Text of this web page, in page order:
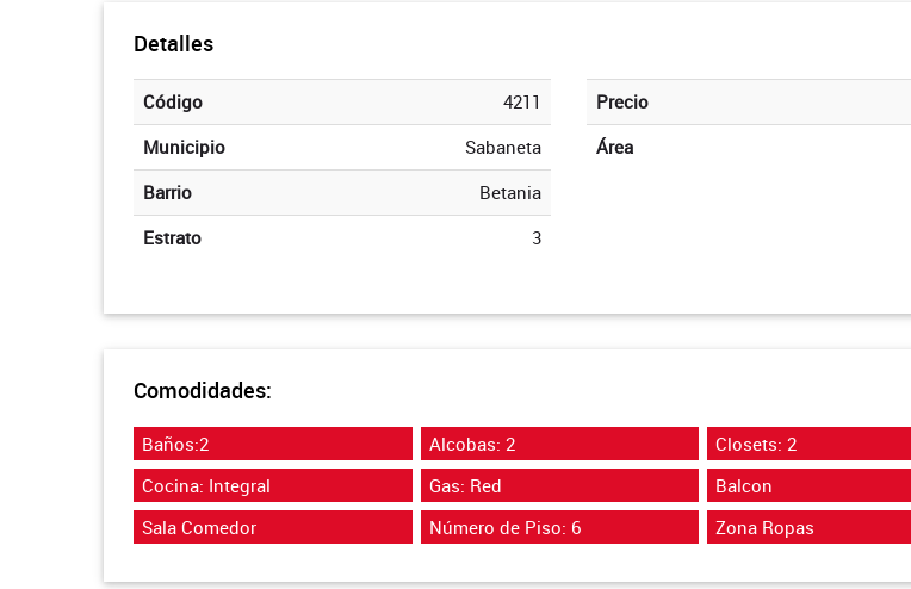
Detalles
Código
4211
Municipio
Sabaneta
Barrio
Betania
Estrato
3
Precio
Área
Comodidades:
Baños:2 Alcobas: 2
Closets: 2
Cocina: Integral
Gas: Red
Balcon
Sala Comedor
Número de Piso: 6 Zona Ropas